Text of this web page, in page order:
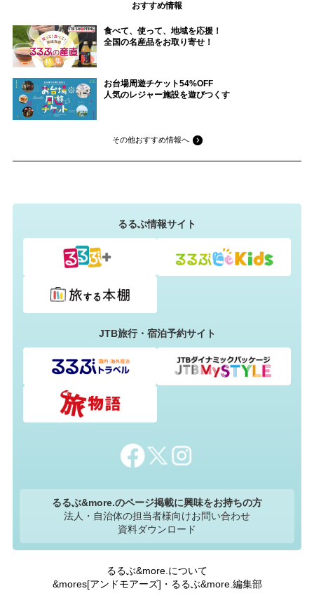
おすすめ情報
食べて、使って、地域を応援！
全国の名産品をお取り寄せ！
お台場周遊チケット54%OFF
人気のレジャー施設を遊びつくす
その他おすすめ情報へ
るるぶ情報サイト
JTB旅行・宿泊予約サイト
るるぶ&more.のページ掲載に興味をお持ちの方
法人・自治体の担当者様向けお問い合わせ
資料ダウンロード
るるぶ&more.について
&mores[アンドモアーズ]・るるぶ&more.編集部